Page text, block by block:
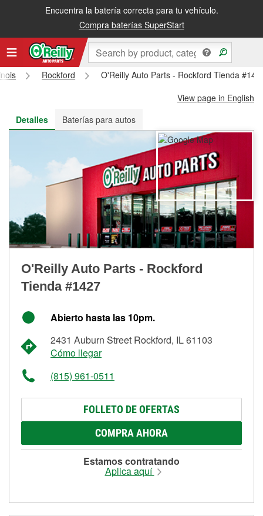
Encuentra la batería correcta para tu vehículo.
Compra baterías SuperStart
Recibe tu orden gratis al día siguiente o recógela en la tienda
Rockford
O'Reilly Auto Parts - Rockford Tienda
View page in English
Detalles
Baterías para autos
O'Reilly Auto Parts - Rockford
Tienda #1427
Abierto hasta las 10pm.
2431 Auburn Street Rockford, IL 61103
Cómo llegar
(815) 961-0511
FOLLETO DE OFERTAS
COMPRA AHORA
Estamos contratando
Aplica aquí